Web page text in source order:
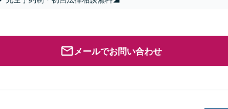
メールでお問い合わせ